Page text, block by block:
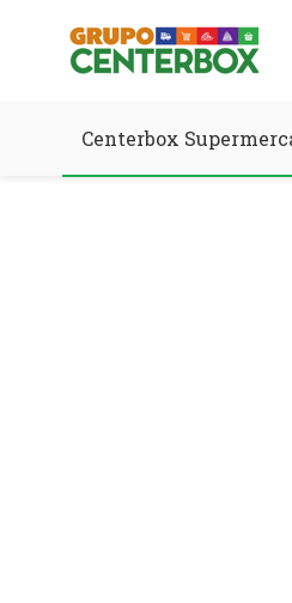
Centerbox